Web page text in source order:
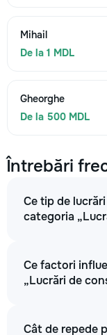
Mihail
De la 1 MDL
Gheorghe
De la 500 MDL
Întrebări
Ce tip de
categoria
Ce factori
„Lucrări de
Cât de repede